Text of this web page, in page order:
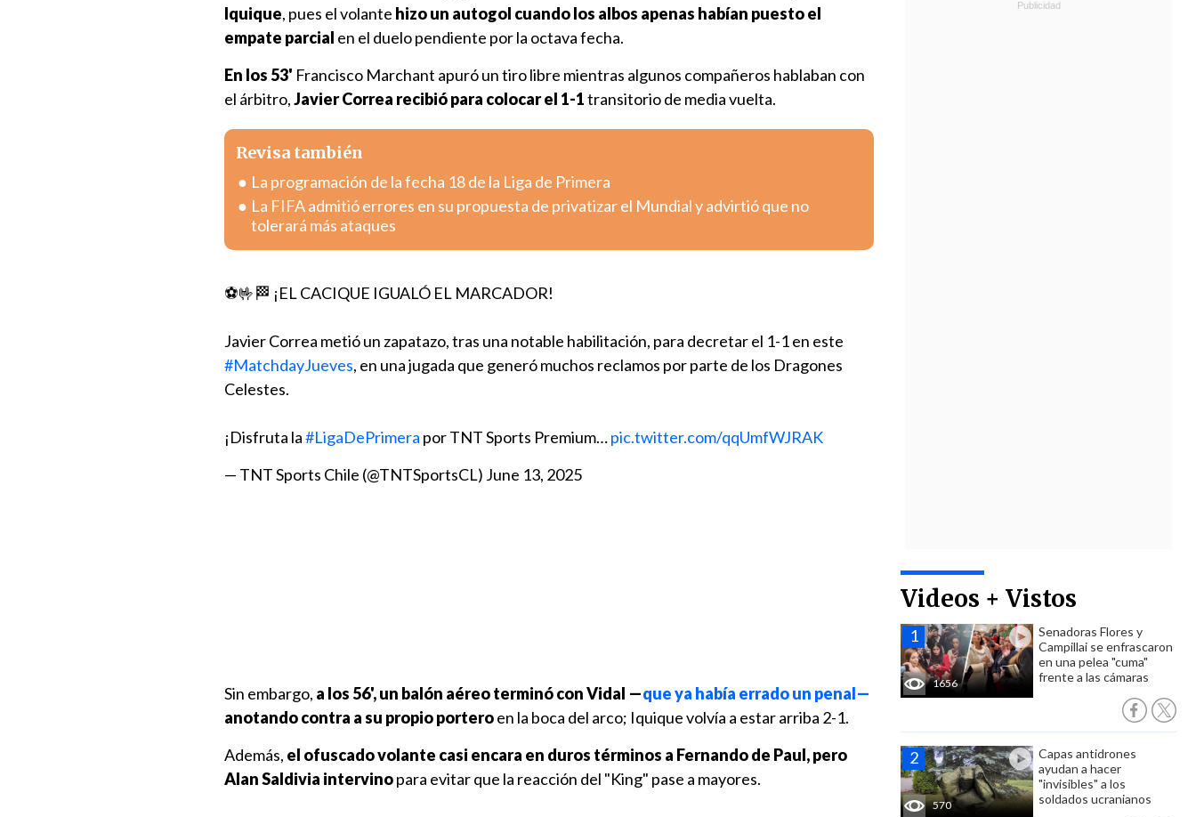
Videos + Vistos
1656
Senadoras Flores y
Campillai se enfrascaron
en una pelea "cuma"
frente a las cámaras
570
Capas antidrones
ayudan a hacer
"invisibles" a los
soldados ucranianos
Iquique, pues el volante hizo un autogol cuando los albos apenas habían puesto el
empate parcial en el duelo pendiente por la octava fecha.
En los 53' Francisco Marchant apuró un tiro libre mientras algunos compañeros hablaban con
el árbitro,Javier Correa recibió para colocar el 1-1transitorio de media vuelta.
Revisa también
La programación de la fecha 18 de la Liga de Primera
La FIFA admitió errores en su propuesta de privatizar el Mundial y advirtió que no
tolerará más ataques
⚽🤟🏁 ¡EL CACIQUE IGUALÓ EL MARCADOR!
Javier Correa metió un zapatazo, tras una notable habilitación, para decretar el 1-1 en este
#MatchdayJueves, en una jugada que generó muchos reclamos por parte de los Dragones
Celestes.
¡Disfruta la#LigaDePrimera por TNT Sports Premium…pic.twitter.com/qqUmfWJRAK
— TNT Sports Chile (@TNTSportsCL) June 13, 2025
Sin embargo, a los 56', un balón aéreo terminó con Vidal —que ya había errado un penal—
anotando contra a su propio porteroen la boca del arco; Iquique volvía a estar arriba 2-1.
Además, el ofuscado volante casi encara en duros términos a Fernando de Paul, pero
Alan Saldivia intervinopara evitar que la reacción del "King" pase a mayores.